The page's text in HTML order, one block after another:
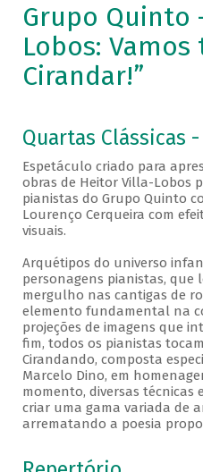
Grupo Quinto
Lobos: Vamos
Cirandar!”
Quartas Clássicas -
Espetáculo criado para
obras de Heitor Villa-Lobos
pianistas do Grupo Quinto
Lourenço Cerqueira com
visuais.
Arquétipos do universo
personagens pianistas, que
mergulho nas cantigas de
elemento fundamental na
projeções de imagens que
fim, todos os pianistas
Cirandando, composta
Marcelo Dino, em
momento, diversas técnicas
criar uma gama variada de
arrematando a poesia